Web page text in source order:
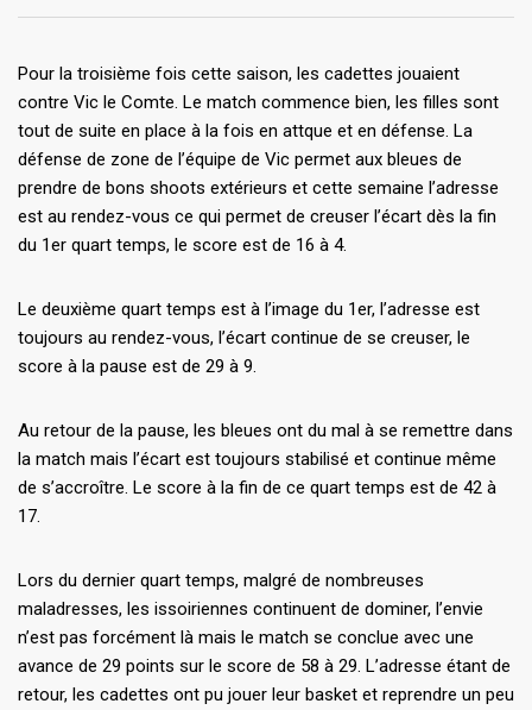
Pour la troisième fois cette saison, les cadettes jouaient
contre Vic le Comte. Le match commence bien, les filles sont
tout de suite en place à la fois en attque et en défense. La
défense de zone de l’équipe de Vic permet aux bleues de
prendre de bons shoots extérieurs et cette semaine l’adresse
est au rendez-vous ce qui permet de creuser l’écart dès la fin
du 1er quart temps, le score est de 16 à 4.
Le deuxième quart temps est à l’image du 1er, l’adresse est
toujours au rendez-vous, l’écart continue de se creuser, le
score à la pause est de 29 à 9.
Au retour de la pause, les bleues ont du mal à se remettre dans
la match mais l’écart est toujours stabilisé et continue même
de s’accroître. Le score à la fin de ce quart temps est de 42 à
17.
Lors du dernier quart temps, malgré de nombreuses
maladresses, les issoiriennes continuent de dominer, l’envie
n’est pas forcément là mais le match se conclue avec une
avance de 29 points sur le score de 58 à 29. L’adresse étant de
retour, les cadettes ont pu jouer leur basket et reprendre un peu